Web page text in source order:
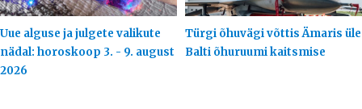
Uue alguse ja julgete valikute
nädal: horoskoop 3. - 9. august
2026
Türgi õhuvägi võttis Ämaris üle
Balti õhuruumi kaitsmise